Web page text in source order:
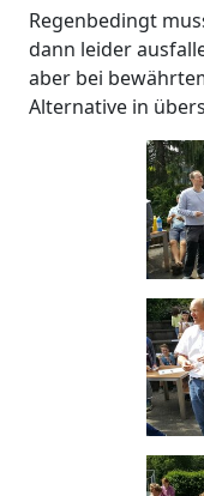
Regenbedingt
dann leider
aber bei
Alternative in